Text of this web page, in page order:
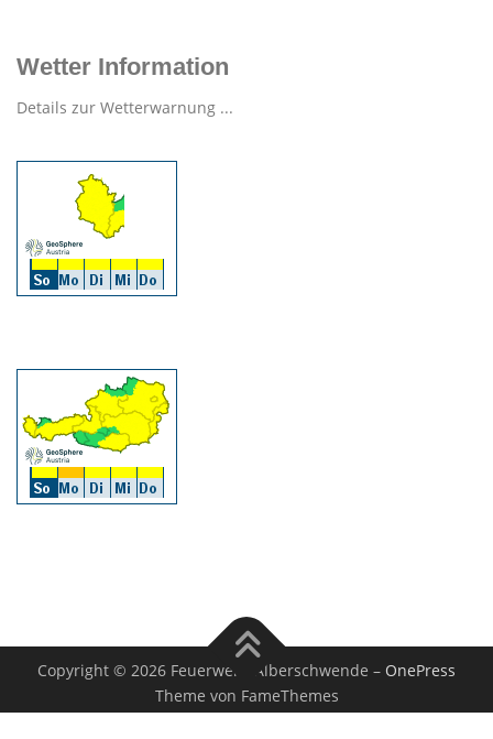
Wetter Information
Details zur Wetterwarnung ...
Copyright © 2026 Feuerwehr Alberschwende – OnePress
Theme von FameThemes